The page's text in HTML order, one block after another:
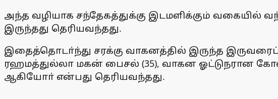
அந்த வழியாக சந்தேகத்துக்கு இடமளிக்கும்
இருந்தது தெரியவந்தது.
இதைத்தொடா்ந்து சரக்கு வாகனத்தில் இருந்த இருவரைப்
ரஹமத்துல்லா மகன் பைசல் (35), வாகன ஓட்டுநரான
ஆகியோா் என்பது தெரியவந்தது.